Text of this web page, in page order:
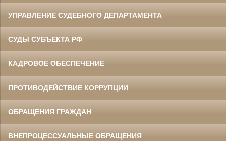
УПРАВЛЕНИЕ СУДЕБНОГО ДЕПАРТАМЕНТА
СУДЫ СУБЪЕКТА РФ
КАДРОВОЕ ОБЕСПЕЧЕНИЕ
ПРОТИВОДЕЙСТВИЕ КОРРУПЦИИ
ОБРАЩЕНИЯ ГРАЖДАН
ВНЕПРОЦЕССУАЛЬНЫЕ ОБРАЩЕНИЯ